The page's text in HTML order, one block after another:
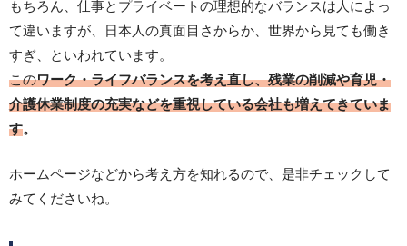
もちろん、仕事とプライベートの理想的なバランスは人によっ
て違いますが、日本人の真面目さからか、世界から見ても働き
すぎ、といわれています。
このワーク・ライフバランスを考え直し、残業の削減や育児・
介護休業制度の充実などを重視している会社も増えてきていま
す。
ホームページなどから考え方を知れるので、是非チェックして
みてくださいね。